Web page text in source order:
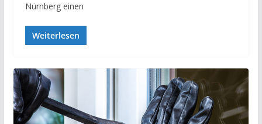
Nürnberg einen
Weiterlesen